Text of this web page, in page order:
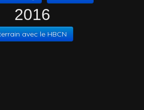
2016
avec le HBCN